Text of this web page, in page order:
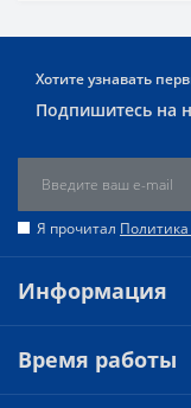
Хотите узнавать
Подпишитесь на
Я прочитал Политика
Информация
Время работы